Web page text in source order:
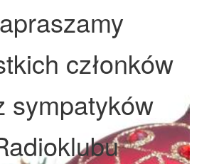
członków
sympatyków